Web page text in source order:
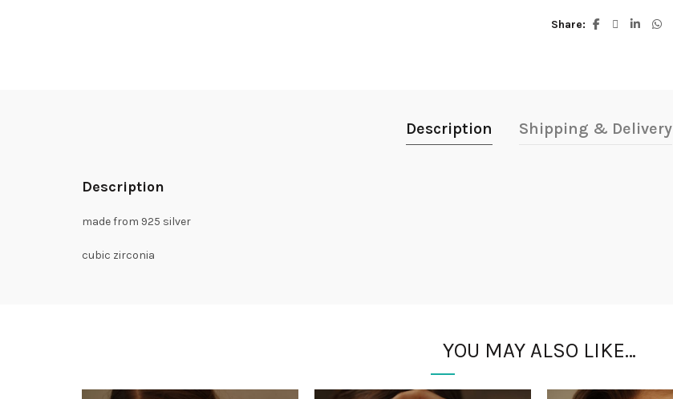
Share
Description Shipping & Delivery
Description
made from 925 silver
cubic zirconia
YOU MAY ALSO LIKE…